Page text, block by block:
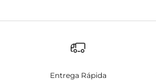
Entrega Rápida